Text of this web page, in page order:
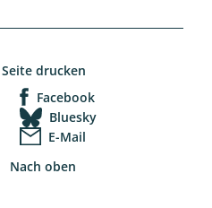
Seite drucken
Facebook
Bluesky
E-Mail
Nach oben